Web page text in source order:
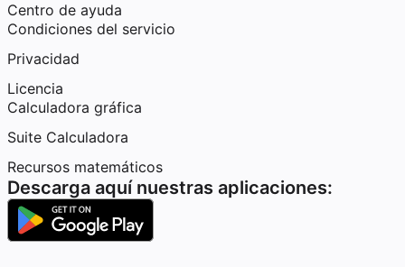
Centro de ayuda
Condiciones del servicio
Privacidad
Licencia
Calculadora gráfica
Suite Calculadora
Recursos matemáticos
Descarga aquí nuestras aplicaciones: